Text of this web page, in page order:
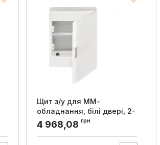
Щит з/у для ММ-
обладнання, білі двері, 2-
ряди, VEGA, Hager
VB218MP
4 968,08 грн